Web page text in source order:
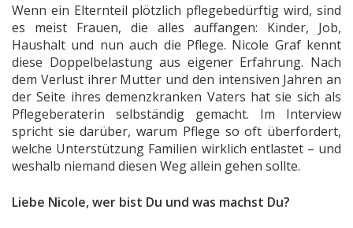
Wenn ein Elternteil plötzlich pflegebedürftig wird, sind
es meist Frauen, die alles auffangen: Kinder, Job,
Haushalt und nun auch die Pflege. Nicole Graf kennt
diese Doppelbelastung aus eigener Erfahrung. Nach
dem Verlust ihrer Mutter und den intensiven Jahren an
der Seite ihres demenzkranken Vaters hat sie sich als
Pflegeberaterin selbständig gemacht. Im Interview
spricht sie darüber, warum Pflege so oft überfordert,
welche Unterstützung Familien wirklich entlastet – und
weshalb niemand diesen Weg allein gehen sollte.
Liebe Nicole, wer bist Du und was machst Du?